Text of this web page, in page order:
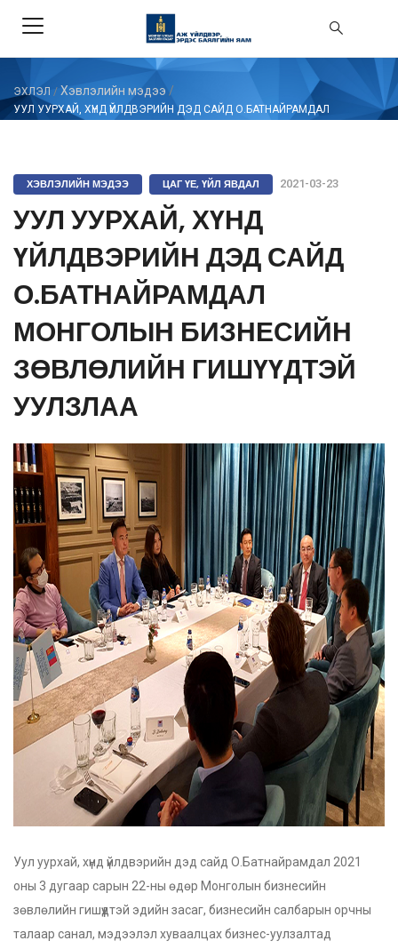
ЭХЛЭЛ / Хэвлэлийн мэдээ /
УУЛ УУРХАЙ, ХҮНД ҮЙЛДВЭРИЙН ДЭД САЙД О.БАТНАЙРАМДАЛ
ХЭВЛЭЛИЙН МЭДЭЭ ЦАГ ҮЕ, ҮЙЛ ЯВДАЛ 2021-03-23
УУЛ УУРХАЙ, ХҮНД
ҮЙЛДВЭРИЙН ДЭД САЙД
О.БАТНАЙРАМДАЛ
МОНГОЛЫН БИЗНЕСИЙН
ЗӨВЛӨЛИЙН ГИШҮҮДТЭЙ
УУЛЗЛАА
Уул уурхай, хүнд үйлдвэрийн дэд сайд О.Батнайрамдал 2021
оны 3 дугаар сарын 22-ны өдөр Монголын бизнесийн
зөвлөлийн гишүүдтэй эдийн засаг, бизнесийн салбарын орчны
талаар санал, мэдээлэл хуваалцах бизнес-уулзалтад